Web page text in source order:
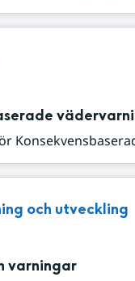
och utveckling
varningar